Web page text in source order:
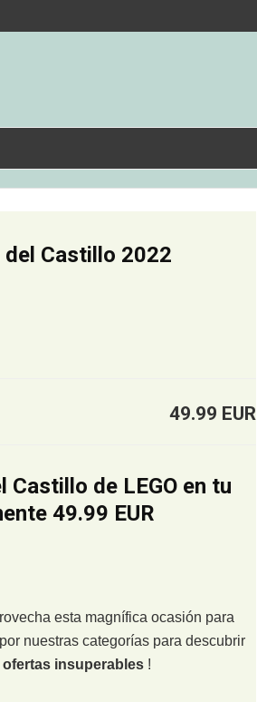
Castillo 2022
49.99 EUR
de LEGO en tu
49.99 EUR
esta magnífica ocasión para
nuestras categorías para descubrir
insuperables !